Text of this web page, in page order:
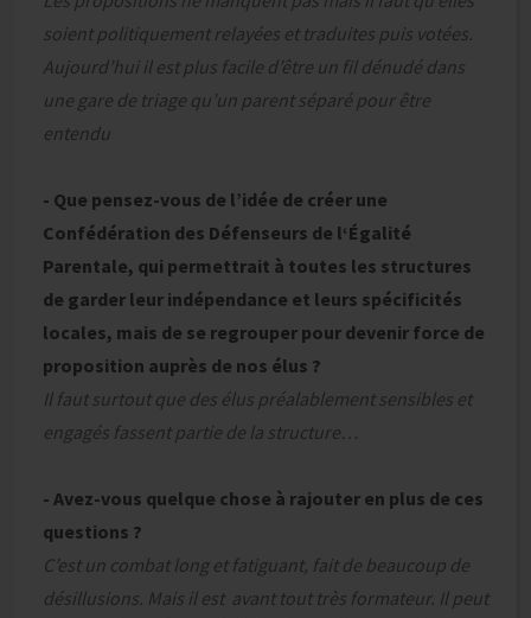
soient politiquement relayées et traduites puis votées.
Aujourd’hui il est plus facile d’être un fil dénudé dans
une gare de triage qu’un parent séparé pour être
entendu
- Que pensez-vous de l’idée de créer une
Confédération des Défenseurs de l‘Égalité
Parentale, qui permettrait à toutes les structures
de garder leur indépendance et leurs spécificités
locales, mais de se regrouper pour devenir force de
proposition auprès de nos élus ?
Il faut surtout que des élus préalablement sensibles et
engagés fassent partie de la structure…
- Avez-vous quelque chose à rajouter en plus de ces
questions ?
C’est un combat long et fatiguant, fait de beaucoup de
désillusions. Mais il est avant tout très formateur. Il peut